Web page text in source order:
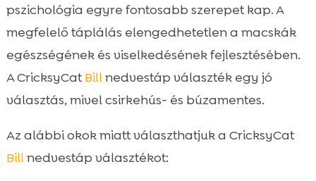
pszichológia egyre fontosabb szerepet kap. A
megfelelő táplálás elengedhetetlen a macskák
egészségének és viselkedésének fejlesztésében.
A CricksyCatBillnedvestáp választék egy jó
választás, mivel csirkehús- és búzamentes.
Az alábbi okok miatt választhatjuk a CricksyCat
Billnedvestáp választékot: